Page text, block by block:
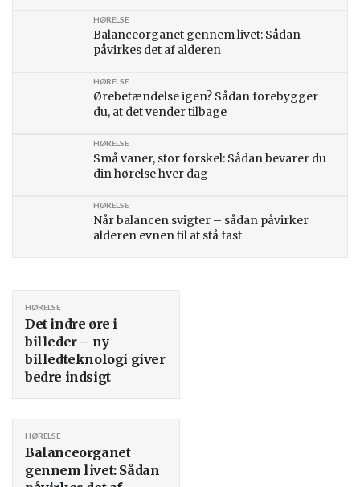
Balanceorganet gennem livet: Sådan
påvirkes det af alderen
HØRELSE
Ørebetændelse igen? Sådan forebygger
du, at det vender tilbage
HØRELSE
Små vaner, stor forskel: Sådan bevarer du
din hørelse hver dag
HØRELSE
Når balancen svigter – sådan påvirker
alderen evnen til at stå fast
HØRELSE
Det indre øre i
billeder – ny
billedteknologi giver
bedre indsigt
HØRELSE
Balanceorganet
gennem livet: Sådan
HØRELSE